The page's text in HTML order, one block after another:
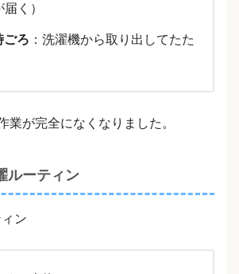
く）
ごろ ：洗濯機から取り出してたた
業が完全になくなりました。
ルーティン
ン